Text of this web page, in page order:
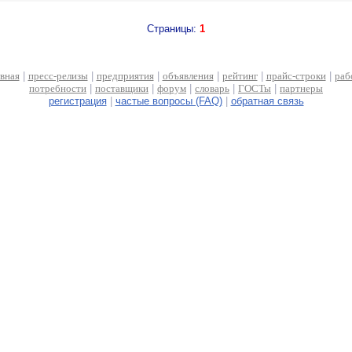
Страницы: 1
| пресс-релизы предприятия| объявления| рейтинг| прайс-строки|
потребности
поставщики форум словарь ГОСТы
партнеры
регистрация| частые вопросы (FAQ)| обратная связь